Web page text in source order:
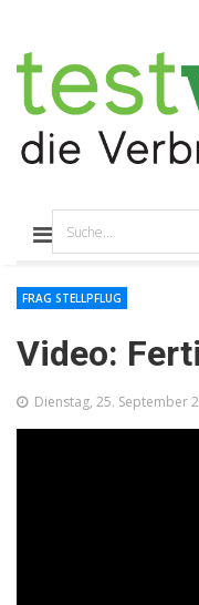
Video:
FRAG STELLPFLUG
Dienstag, 25. September